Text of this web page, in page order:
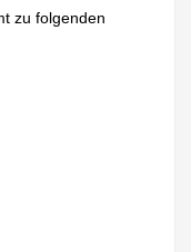
zu folgenden